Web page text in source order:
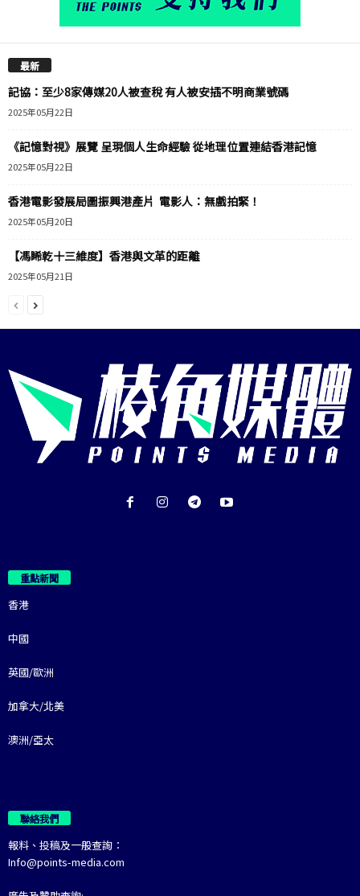
最新
記協：至少8家傳媒20人被查稅 有人被安插不明商業號碼
2025年05月22日
《記憶對視》展覽 呈現個人生命經驗 從地理位置連結香港記憶
2025年05月22日
香港電影發展局圖振興港產片 電影人：無戲拍緊！
2025年05月20日
【馮睎乾十三維度】香港與文革的距離
2025年05月21日
重點新聞
香港
中國
英國/歐洲
加拿大/北美
澳洲/亞太
聯絡我們
報料、投稿及一般查詢：
Info@points-media.com